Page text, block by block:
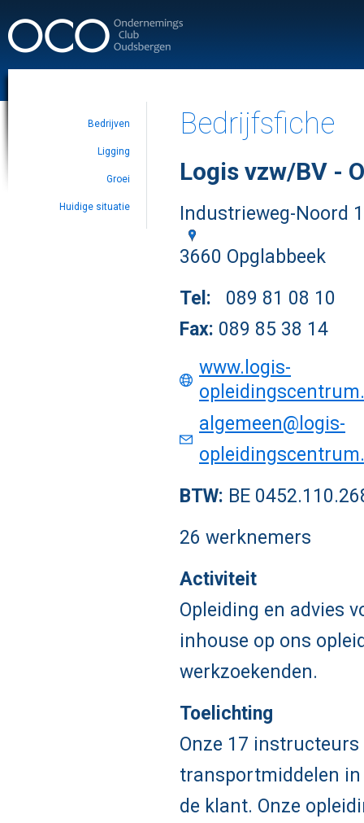
Bedrijven
Ligging
Groei
Huidige situatie
Bedrijfsfiche
Logis vzw/BV -
Industrieweg-Noord
3660 Opglabbeek
Tel: 089 81 08 10
Fax: 089 85 38 14
www.logis-
algemeen@logis-
BTW: BE
26 werknemers
Activiteit
Opleiding en advies
inhouse op ons
werkzoekenden.
Toelichting
Onze 17
transportmiddelen in
de klant. Onze